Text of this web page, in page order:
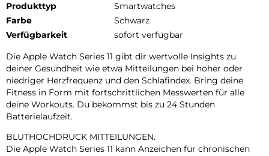
Produkttyp
Smartwatches
Farbe
Schwarz
Verfügbarkeit
sofort verfügbar
Die Apple Watch Series 11 gibt dir wertvolle Insights zu
deiner Gesundheit wie etwa Mitteilungen bei hoher oder
niedriger Herzfrequenz und den Schlafindex. Bring deine
Fitness in Form mit fortschrittlichen Messwerten für alle
deine Workouts. Du bekommst bis zu 24 Stunden
Batterielaufzeit.
BLUTHOCHDRUCK MITTEILUNGEN.
Die Apple Watch Series 11 kann Anzeichen für chronischen